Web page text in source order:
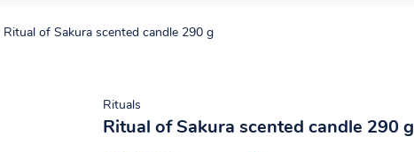
Ritual of Sakura scented candle 290 g
Rituals
Ritual of Sakura scented candle 290 g